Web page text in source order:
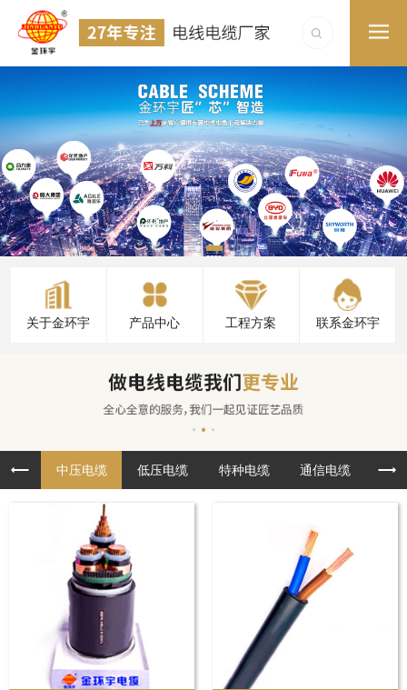
关于金环宇 产品中心 工程方案 联系金环宇
中压电缆 低压电缆 特种电缆 通信电缆 布